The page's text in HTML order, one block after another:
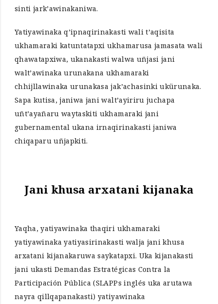
sinti jark’awinakaniwa.
Yatiyawinaka q’ipnaqirinakasti wali t’aqisita
ukhamaraki katuntatapxi ukhamarusa jamasata wali
qhawatapxiwa, ukanakasti walwa uñjasi jani
walt’awinaka urunakana ukhamaraki
chhijllawinaka urunakasa jak’achasinki ukürunaka.
Sapa kutisa, janiwa jani walt’ayiriru juchapa
uñt’ayañaru waytaskiti ukhamaraki jani
gubernamental ukana irnaqirinakasti janiwa
chiqaparu uñjapkiti.
Jani khusa arxatani kijanaka
Yaqha, yatiyawinaka thaqiri ukhamaraki
yatiyawinaka yatiyasirinakasti walja jani khusa
arxatani kijanakaruwa saykatapxi. Uka kijanakasti
jani ukasti Demandas Estratégicas Contra la
Participación Pública (SLAPPs inglés uka arutawa
nayra qillqapanakasti) yatiyawinaka